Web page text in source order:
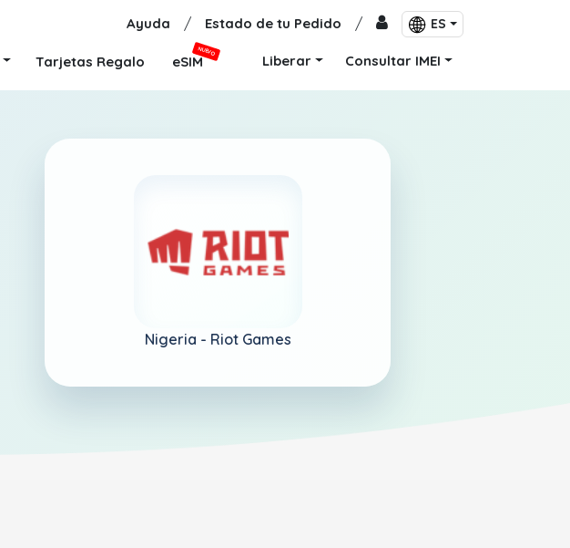
Ayuda / Estado de tu Pedido / ES
Tarjetas Regalo eSIM
NUEVO
Liberar Consultar IMEI
Nigeria - Riot Games